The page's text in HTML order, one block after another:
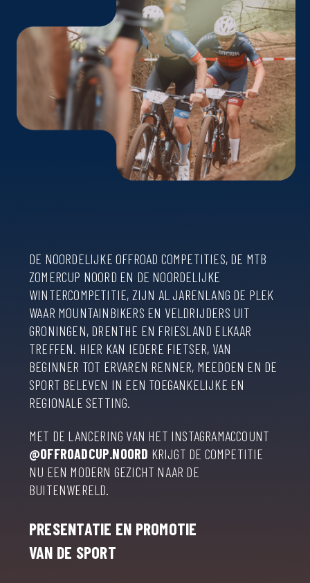
DE NOORDELIJKE OFFROAD COMPETITIES, DE MTB
ZOMERCUP NOORD EN DE NOORDELIJKE
WINTERCOMPETITIE, ZIJN AL JARENLANG DE PLEK
WAAR MOUNTAINBIKERS EN VELDRIJDERS UIT
GRONINGEN, DRENTHE EN FRIESLAND ELKAAR
TREFFEN. HIER KAN IEDERE FIETSER, VAN
BEGINNER TOT ERVAREN RENNER, MEEDOEN EN DE
SPORT BELEVEN IN EEN TOEGANKELIJKE EN
REGIONALE SETTING.
MET DE LANCERING VAN HET INSTAGRAMACCOUNT
@OFFROADCUP.NOORD KRIJGT DE COMPETITIE
NU EEN MODERN GEZICHT NAAR DE
BUITENWERELD.
PRESENTATIE EN PROMOTIE
VAN DE SPORT